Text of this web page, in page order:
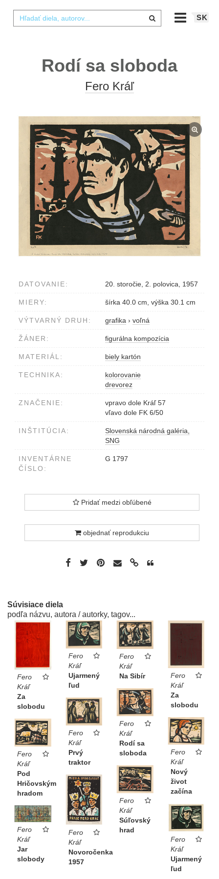
SK
Rodí sa sloboda
Fero Kráľ
DATOVANIE: 20. storočie, 2. polovica, 1957
MIERY: šírka 40.0 cm, výška 30.1 cm
VÝTVARNÝ DRUH: grafika › voľná
ŽÁNER: figurálna kompozícia
MATERIÁL: biely kartón
TECHNIKA:
kolorovanie
drevorez
ZNAČENIE:
vpravo dole Kráľ 57
vľavo dole FK 6/50
INŠTITÚCIA:
Slovenská národná galéria,
SNG
INVENTÁRNE
ČÍSLO:
G 1797
Pridať medzi obľúbené
objednať reprodukciu
Súvisiace diela
podľa názvu, autora / autorky, tagov...
Fero
Kráľ
Za
slobodu
Fero
Kráľ
Ujarmený
ľud
Fero
Kráľ
Na Sibír
Fero
Kráľ
Za
slobodu
Fero
Kráľ
Rodí sa
sloboda
Fero
Kráľ
Prvý
traktor
Fero
Kráľ
Nový
život
začína
Fero
Kráľ
Pod
Hričovským
hradom
Fero
Kráľ
Súľovský
hrad
Fero
Kráľ
Novoročenka
1957
Fero
Kráľ
Ujarmený
ľud
Fero
Kráľ
Jar
slobody